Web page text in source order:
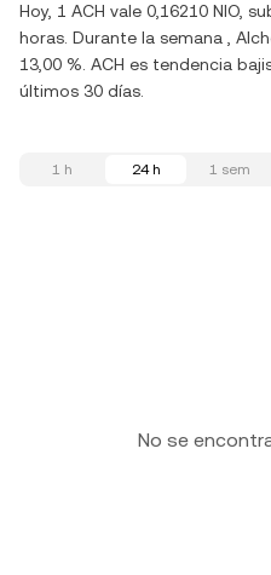
Hoy, 1 ACH vale 0,16210 NIO,
horas. Durante la semana ,
13,00 %. ACH es tendencia
últimos 30 días.
1 h 24 h 1 sem
No se